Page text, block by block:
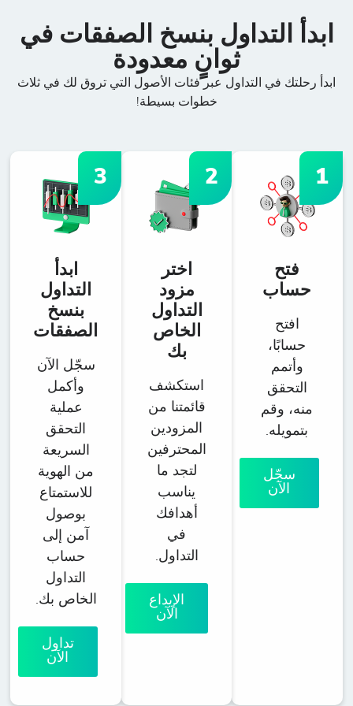
ابدأ التداول بنسخ الصفقات في
ثوانٍ معدودة
ابدأ رحلتك في التداول عبر فئات الأصول التي تروق لك في ثلاث
خطوات بسيطة!
1
فتح
حساب
افتح
حسابًا،
وأتمم
التحقق
منه، وقم
بتمويله.
سجّل
الآن
2
اختر
مزود
التداول
الخاص
بك
استكشف
قائمتنا من
المزودين
المحترفين
لتجد ما
يناسب
أهدافك
في
التداول.
الإيداع
الآن
3
ابدأ
التداول
بنسخ
الصفقات
سجّل الآن
وأكمل
عملية
التحقق
السريعة
من الهوية
للاستمتاع
بوصول
آمن إلى
حساب
التداول
الخاص بك.
تداول
الآن